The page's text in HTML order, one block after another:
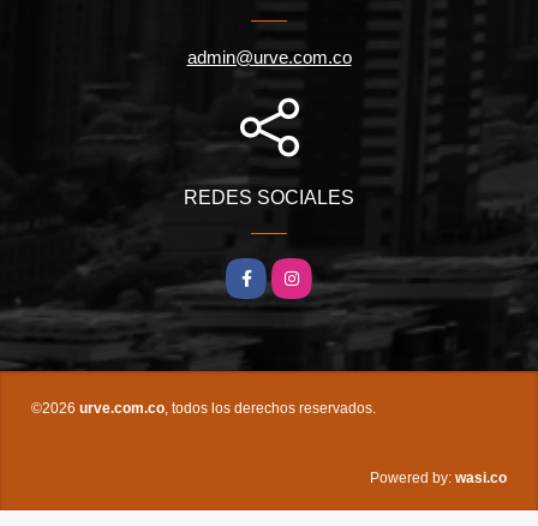
admin@urve.com.co
REDES SOCIALES
FacebookInstagram
©2026 urve.com.co, todos los derechos reservados.
Powered by: wasi.co